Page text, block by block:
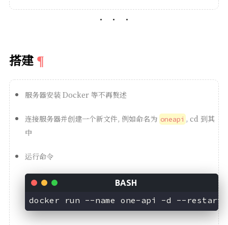
搭建
服务器安装 Docker 等不再赘述
连接服务器并创建一个新文件, 例如命名为 oneapi , cd 到其
中
运行命令